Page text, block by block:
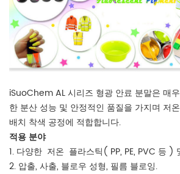
iSuoChem AL 시리즈 형광 안료 분말은 매
한 분산 성능 및 안정적인 품질을 가지며 저
배치 착색 공정에 적합합니다.
적용 분야
1. 다양한 저온 플라스틱( PP, PE, PVC 등 )
2. 압출, 사출, 블로우 성형, 필름 블로잉.